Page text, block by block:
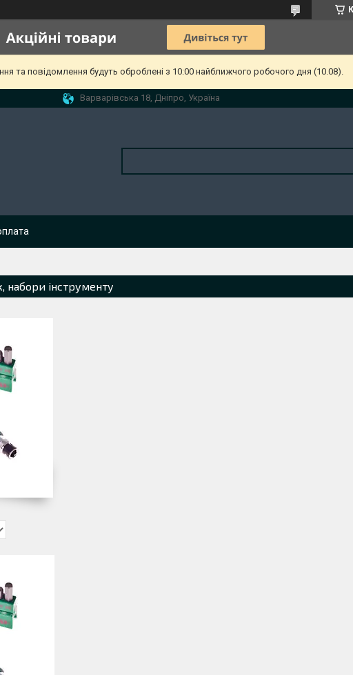
та повідомлення будуть оброблені з 10:00 найближчого робочого дня (10.08).
Варварівська 18, Дніпро, Україна
набори інструменту